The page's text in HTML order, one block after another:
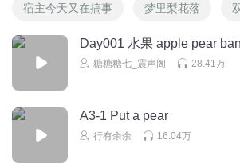
宿主今天又在搞事 梦里梨花落
Day001 水果 apple pear
糖糖糖七_震声阁 28.41万
A3-1 Put a pear
行有余余 16.04万